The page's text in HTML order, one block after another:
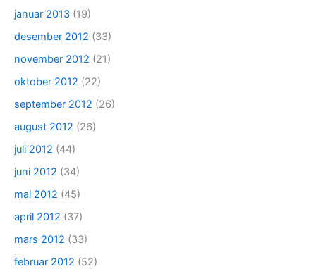
januar 2013 (19)
desember 2012 (33)
november 2012 (21)
oktober 2012 (22)
september 2012 (26)
august 2012 (26)
juli 2012 (44)
juni 2012 (34)
mai 2012 (45)
april 2012 (37)
mars 2012 (33)
februar 2012 (52)